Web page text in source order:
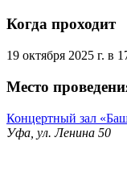
Когда проходит
19 октября 2025 г. в
Место
Концертный зал
Уфа, ул. Ленина 50